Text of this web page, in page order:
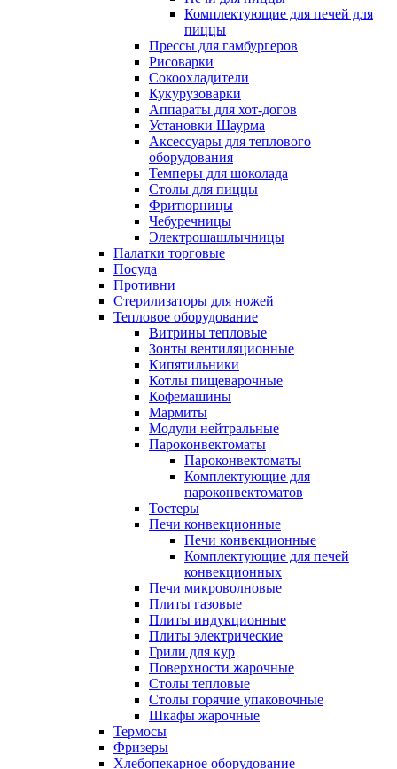
Комплектующие для печей для
пиццы
Прессы для гамбургеров
Рисоварки
Сокоохладители
Кукурузоварки
Аппараты для хот-догов
Установки Шаурма
Аксессуары для теплового
оборудования
Темперы для шоколада
Столы для пиццы
Фритюрницы
Чебуречницы
Электрошашлычницы
Палатки торговые
Посуда
Противни
Стерилизаторы для ножей
Тепловое оборудование
Витрины тепловые
Зонты вентиляционные
Кипятильники
Котлы пищеварочные
Кофемашины
Мармиты
Модули нейтральные
Пароконвектоматы
Пароконвектоматы
Комплектующие для
пароконвектоматов
Тостеры
Печи конвекционные
Печи конвекционные
Комплектующие для печей
конвекционных
Печи микроволновые
Плиты газовые
Плиты индукционные
Плиты электрические
Грили для кур
Поверхности жарочные
Столы тепловые
Столы горячие упаковочные
Шкафы жарочные
Термосы
Фризеры
Хлебопекарное оборудование